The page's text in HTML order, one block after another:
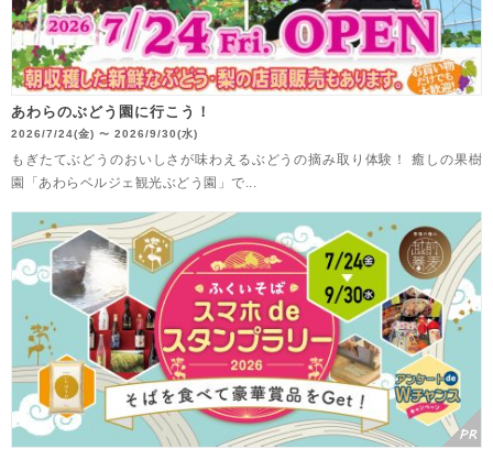
あわらのぶどう園に行こう！
2026/7/24(金) 〜 2026/9/30(水)
もぎたてぶどうのおいしさが味わえるぶどうの摘み取り体験！ 癒しの果樹
園「あわらベルジェ観光ぶどう園」で...